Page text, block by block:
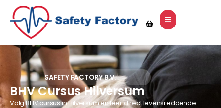
SAFETY FACTORY B.V.
BHV Cursus Hilversum
Volg BHV cursus in Hilversum en leer direct levensreddende